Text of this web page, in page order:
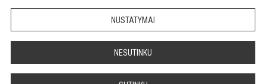
NUSTATYMAI
NESUTINKU